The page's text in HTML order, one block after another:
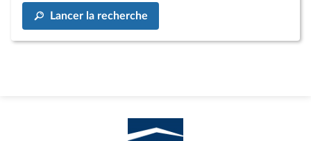
Lancer la recherche